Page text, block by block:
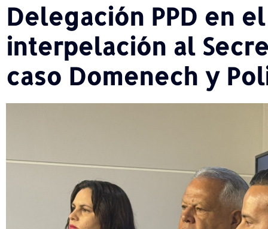
Delegación PPD en
interpelación al
caso Domenech y